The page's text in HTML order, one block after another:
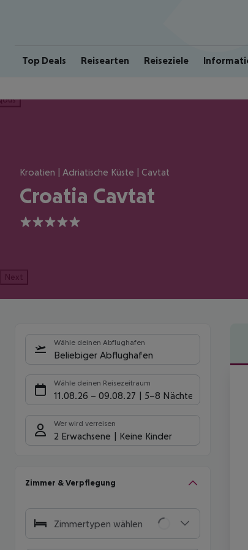
Top Deals Reisearten Reiseziele
Kroatien | Adriatische Küste | Cavtat
Croatia Cavtat
5
Next
Wähle deinen Abflughafen
Beliebiger Abflughafen
Wähle deinen Reisezeitraum
11.08.26 – 09.08.27 5-8 Nächte
Wer wird verreisen
2 Erwachsene Keine Kinder
Zimmer & Verpflegung
Zimmertypen wählen